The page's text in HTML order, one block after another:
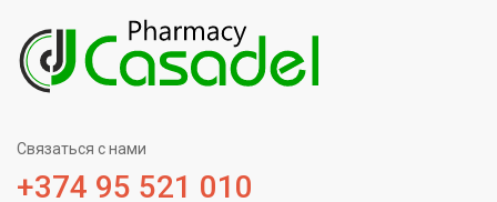
Связаться с нами
+374 95 521 010